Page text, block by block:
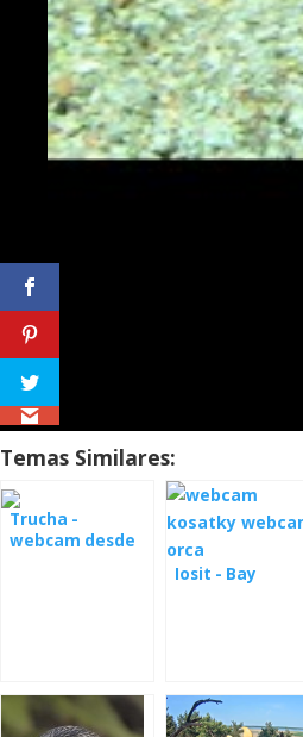
Temas Similares:
Trucha -
webcam desde
Iosit - Bay